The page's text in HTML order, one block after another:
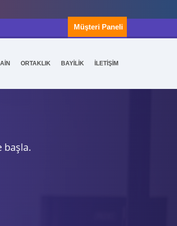
Müşteri Paneli
ORTAKLIK BAYİLİK İLETİŞİM
başla.